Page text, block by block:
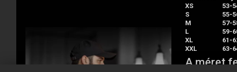
XS
53-
S
55-
M
57-
L
59-
XL
61-
XXL
63-
A méret